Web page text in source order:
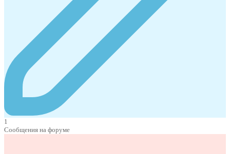
1
Сообщения на форуме